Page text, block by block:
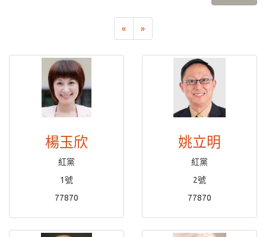
« »
楊玉欣
紅黨
1號
77870
姚立明
紅黨
2號
77870